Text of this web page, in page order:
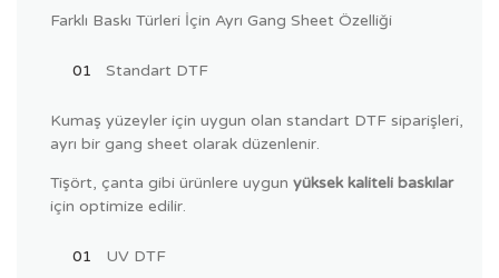
Farklı Baskı Türleri İçin Ayrı Gang Sheet Özelliği
Standart DTF
Kumaş yüzeyler için uygun olan standart DTF siparişleri,
ayrı bir gang sheet olarak düzenlenir.
Tişört, çanta gibi ürünlere uygun yüksek kaliteli baskılar
için optimize edilir.
UV DTF